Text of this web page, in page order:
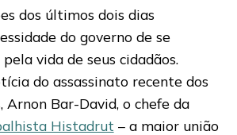
dos últimos dois dias
do governo de se
vida de seus cidadãos.
do assassinato recente dos
Arnon Bar-David, o chefe da
Histadrut – a maior união